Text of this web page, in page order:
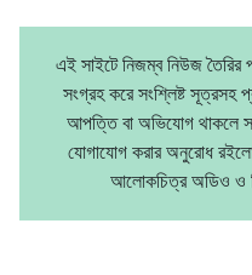
এই সাইটে নিজম্ব নিউজ তৈরির
সংগ্রহ করে সংশ্লিষ্ট সূত্রসহ
আপত্তি বা অভিযোগ থাকলে
যোগাযোগ করার অনুরোধ
আলোকচিত্র অডিও ও